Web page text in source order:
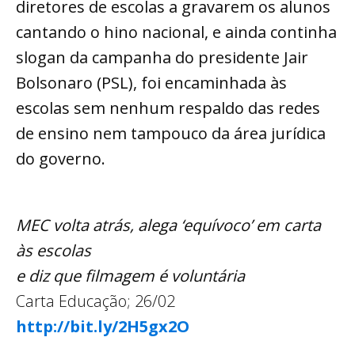
diretores de escolas a gravarem os alunos
cantando o hino nacional, e ainda continha
slogan da campanha do presidente Jair
Bolsonaro (PSL), foi encaminhada às
escolas sem nenhum respaldo das redes
de ensino nem tampouco da área jurídica
do governo.
MEC volta atrás, alega ‘equívoco’ em carta
às escolas
e diz que filmagem é voluntária
Carta Educação; 26/02
http://bit.ly/2H5gx2O